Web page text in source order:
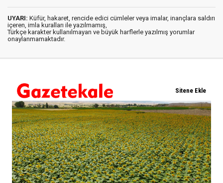
UYARI: Küfür, hakaret, rencide edici cümleler veya imalar, inançlara saldırı
içeren, imla kuralları ile yazılmamış,
Türkçe karakter kullanılmayan ve büyük harflerle yazılmış yorumlar
onaylanmamaktadır.